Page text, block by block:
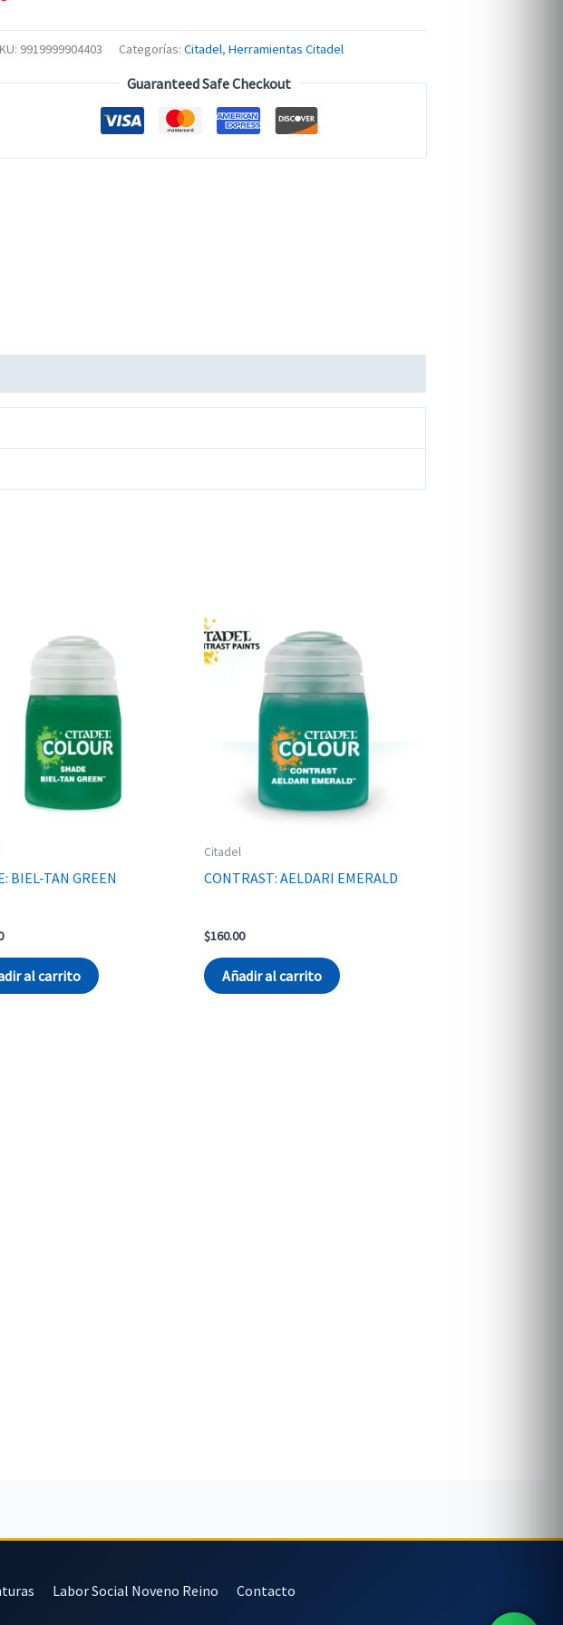
9919999904403 Categorías: Citadel, Herramientas Citadel
Guaranteed Safe Checkout
BIEL-TAN GREEN
al carrito
Citadel
CONTRAST: AELDARI EMERALD
$160.00
Añadir al carrito
Labor Social Noveno Reino Contacto